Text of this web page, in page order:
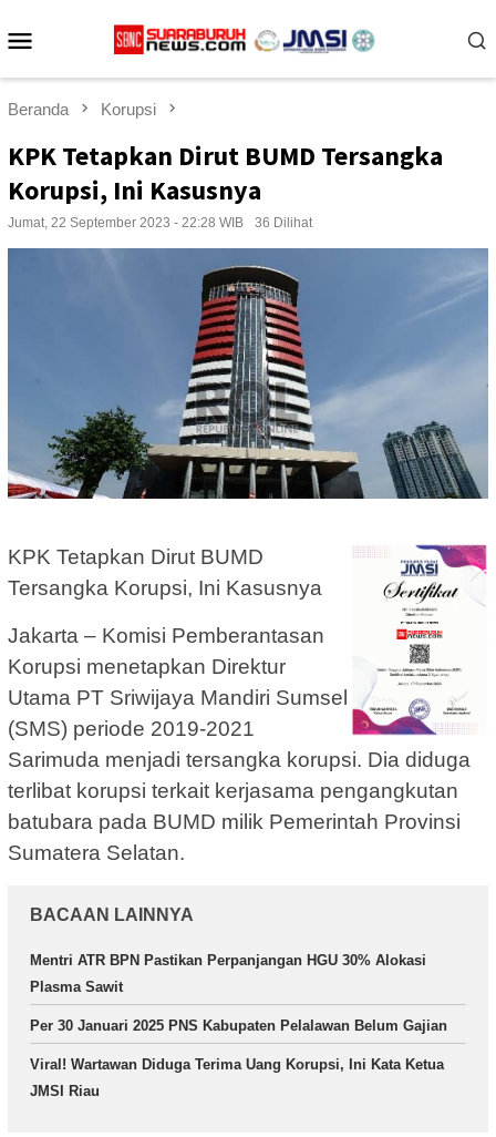
ke
Beranda Korupsi
KPK Tetapkan Dirut BUMD Tersangka
Korupsi, Ini Kasusnya
Jumat, 22 September 2023 - 22:28 WIB 36 Dilihat
KPK Tetapkan Dirut BUMD
Tersangka Korupsi, Ini Kasusnya
Jakarta – Komisi Pemberantasan
Korupsi menetapkan Direktur
Utama PT Sriwijaya Mandiri Sumsel
(SMS) periode 2019-2021
Sarimuda menjadi tersangka korupsi. Dia diduga
terlibat korupsi terkait kerjasama pengangkutan
batubara pada BUMD milik Pemerintah Provinsi
Sumatera Selatan.
BACAAN LAINNYA
Mentri ATR BPN Pastikan Perpanjangan HGU 30% Alokasi
Plasma Sawit
Per 30 Januari 2025 PNS Kabupaten Pelalawan Belum Gajian
Viral! Wartawan Diduga Terima Uang Korupsi, Ini Kata Ketua
JMSI Riau